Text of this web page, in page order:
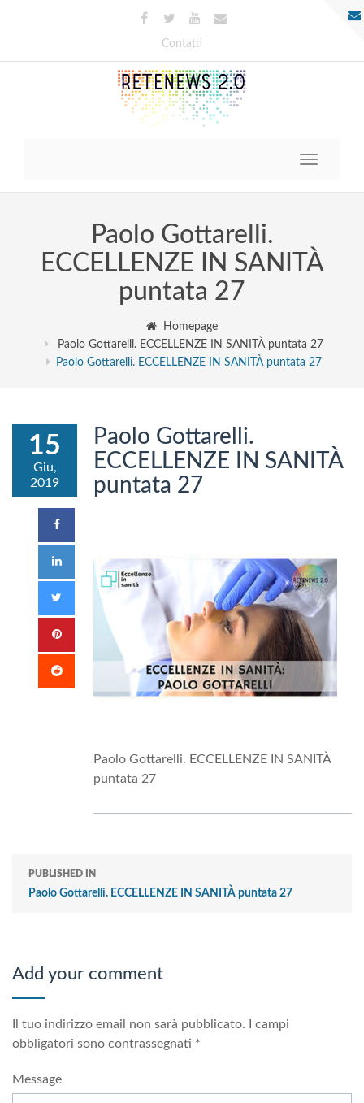
Contatti
Toggle
Paolo Gottarelli.
ECCELLENZE IN SANITÀ
puntata 27
Homepage
Paolo Gottarelli. ECCELLENZE IN SANITÀ puntata 27
Paolo Gottarelli. ECCELLENZE IN SANITÀ puntata 27
15
Giu,
2019
Paolo Gottarelli.
ECCELLENZE IN SANITÀ
puntata 27
Paolo Gottarelli. ECCELLENZE IN SANITÀ
puntata 27
PUBLISHED IN
Paolo Gottarelli. ECCELLENZE IN SANITÀ puntata 27
Add your comment
Il tuo indirizzo email non sarà pubblicato. I campi
obbligatori sono contrassegnati *
Message